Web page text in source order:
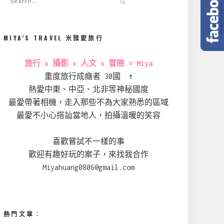
MIYA’S TRAVEL 米雅愛旅行
旅行 x 攝影 x 人文 x 冒險 = Miya
重度旅行成癮者 30國 ↑
熱愛中東、中亞、北非等神秘國度
最愛帶著相機，走入那些不為大家熟悉的區域
最愛不小心搭訕當地人，拍攝溫暖的笑容
喜歡嘗試不一樣的事
歡迎有趣好玩的案子，來找我合作
Miyahuang0806@gmail.com
熱門文章︰